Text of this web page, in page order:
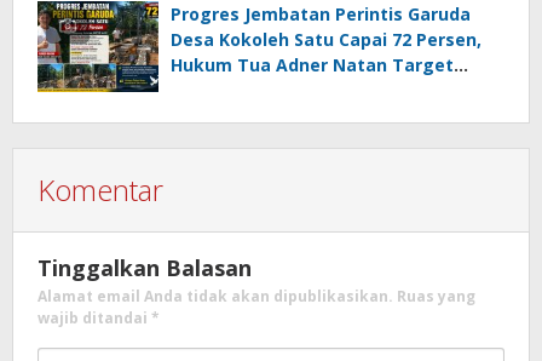
Minahasa Selatan
Progres Jembatan Perintis Garuda
Desa Kokoleh Satu Capai 72 Persen,
Hukum Tua Adner Natan Target
Komentar
Tinggalkan Balasan
Alamat email Anda tidak akan dipublikasikan. Ruas yang
wajib ditandai *